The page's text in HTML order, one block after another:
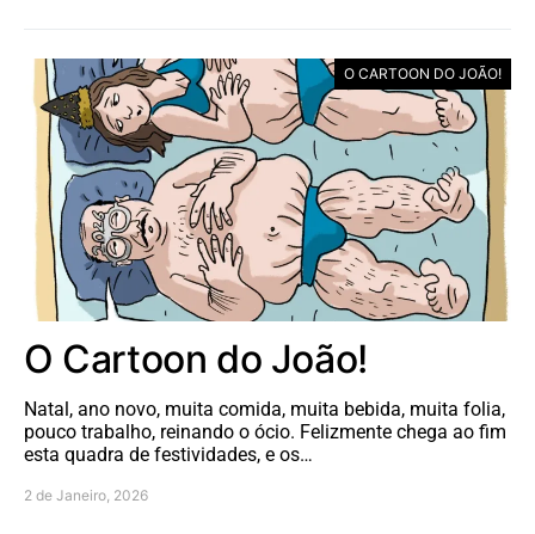
O CARTOON DO JOÃO!
O Cartoon do João!
Natal, ano novo, muita comida, muita bebida, muita folia,
pouco trabalho, reinando o ócio. Felizmente chega ao fim
esta quadra de festividades, e os…
2 de Janeiro, 2026